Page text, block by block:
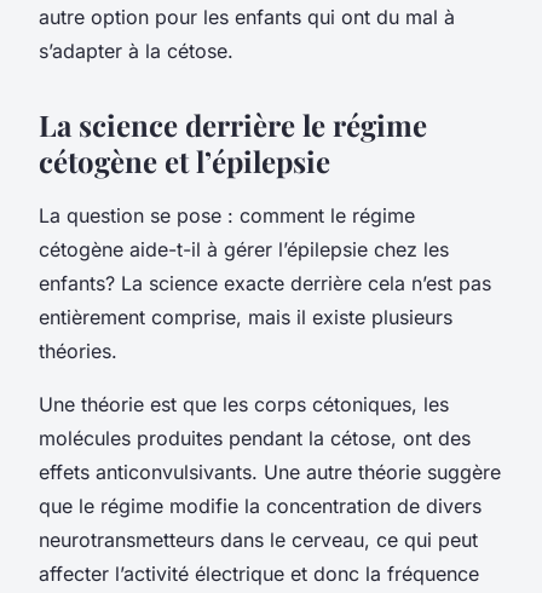
autre option pour les enfants qui ont du mal à
s’adapter à la cétose.
La science derrière le régime
cétogène et l’épilepsie
La question se pose : comment le régime
cétogène aide-t-il à gérer l’épilepsie chez les
enfants? La science exacte derrière cela n’est pas
entièrement comprise, mais il existe plusieurs
théories.
Une théorie est que les corps cétoniques, les
molécules produites pendant la cétose, ont des
effets anticonvulsivants. Une autre théorie suggère
que le régime modifie la concentration de divers
neurotransmetteurs dans le cerveau, ce qui peut
affecter l’activité électrique et donc la fréquence